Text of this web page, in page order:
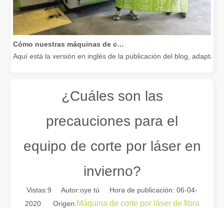
Cómo nuestras máquinas de corte por láser están fortaleciendo la fabricación mexicana
Aquí está la versión en inglés de la publicación del blog,
¿Cuáles son las
precauciones para el
equipo de corte por láser en
invierno?
Vistas:9 Autor:oye tú Hora de publicación: 06-04-
2020 Origen:Máquina de corte por láser de fibra